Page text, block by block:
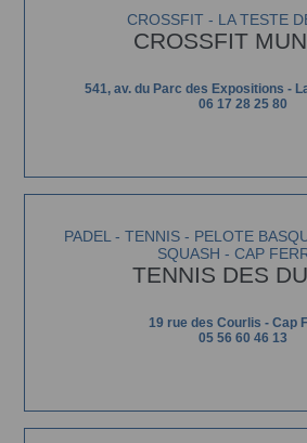
CROSSFIT - LA TESTE
CROSSFIT
541, av. du Parc des Expositions -
06 17 28 25 80
PADEL - TENNIS - PELOTE
SQUASH - CAP
TENNIS DES
19 rue des Courlis - Cap
05 56 60 46 13